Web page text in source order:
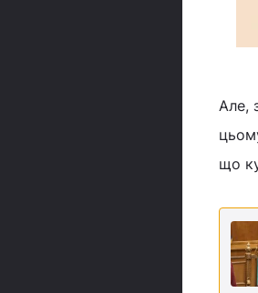
Але,
що